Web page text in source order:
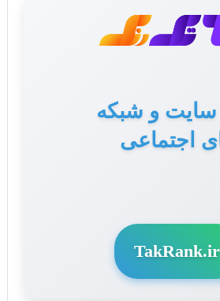
و شبکه
اجتماعی
TakRank.ir